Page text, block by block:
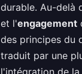
durable. Au-delà
et l'engagement
des principes du
traduit par une
l'intégration de la